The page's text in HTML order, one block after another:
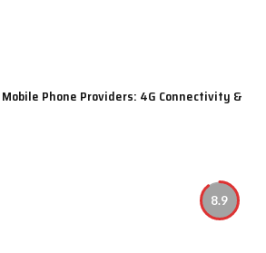
Phone Providers: 4G Connectivity &
8.9